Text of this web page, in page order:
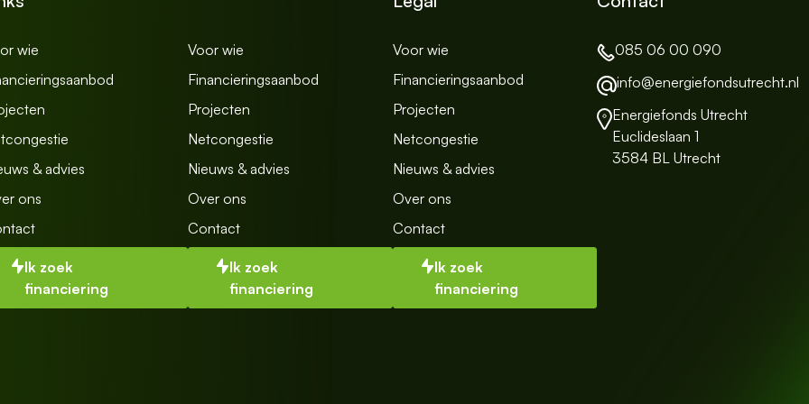
wie
& advies
ons
Ik zoek
financiering
Voor wie
Financieringsaanbod
Projecten
Netcongestie
Nieuws & advies
Over ons
Contact
Ik zoek
financiering
Voor wie
Financieringsaanbod
Projecten
Netcongestie
Nieuws & advies
Over ons
Contact
Ik zoek
financiering
085 06 00 090
info@energiefondsutrecht.nl
Energiefonds Utrecht
Euclideslaan 1
3584 BL Utrecht